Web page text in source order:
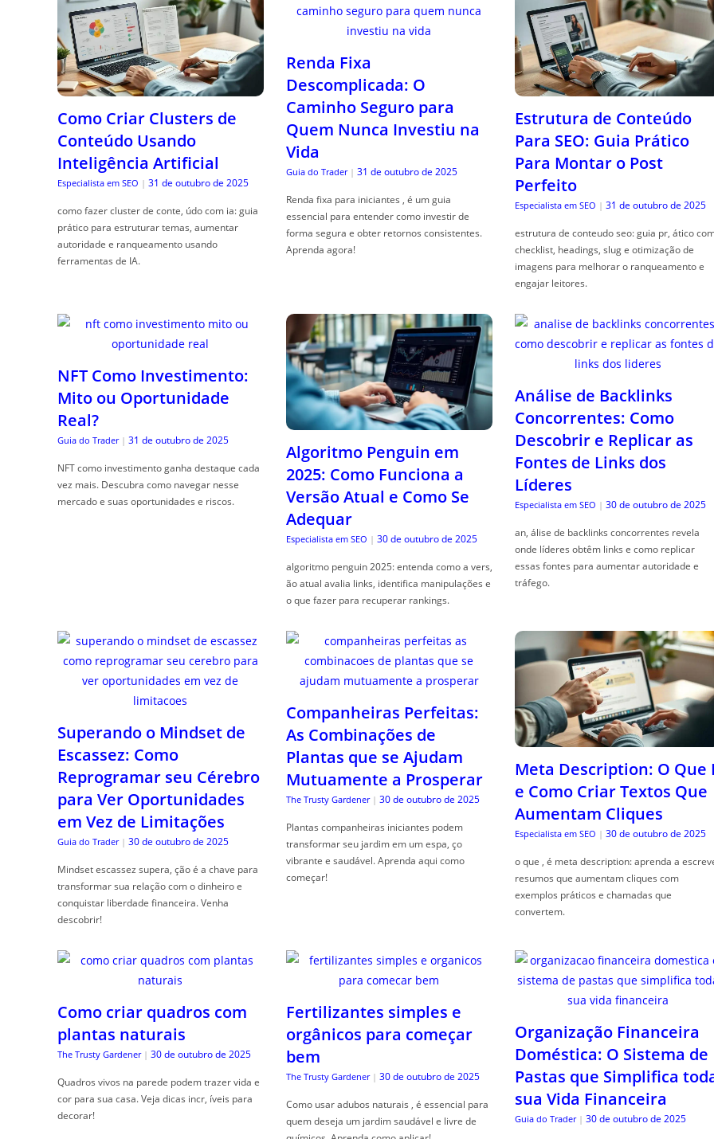
Como Criar Clusters de
Conteúdo Usando
Inteligência Artificial
Especialista em SEO | 31 de outubro de 2025
como fazer cluster de conte, údo com ia: guia
prático para estruturar temas, aumentar
autoridade e ranqueamento usando
ferramentas de IA.
Renda Fixa
Descomplicada: O
Caminho Seguro para
Quem Nunca Investiu na
Vida
Guia do Trader | 31 de outubro de 2025
Renda fixa para iniciantes , é um guia
essencial para entender como investir de
forma segura e obter retornos consistentes.
Aprenda agora!
Estrutura de Conteúdo
Para SEO: Guia Prático
Para Montar o Post
Perfeito
Especialista em SEO | 31 de outubro de 2025
estrutura de conteudo seo: guia pr, ático
checklist, headings, slug e otimização de
imagens para melhorar o ranqueamento e
engajar leitores.
NFT Como Investimento:
Mito ou Oportunidade
Real?
Guia do Trader | 31 de outubro de 2025
NFT como investimento ganha destaque cada
vez mais. Descubra como navegar nesse
mercado e suas oportunidades e riscos.
Algoritmo Penguin em
2025: Como Funciona a
Versão Atual e Como Se
Adequar
Especialista em SEO | 30 de outubro de 2025
algoritmo penguin 2025: entenda como a vers,
ão atual avalia links, identifica manipulações e
o que fazer para recuperar rankings.
Análise de Backlinks
Concorrentes: Como
Descobrir e Replicar as
Fontes de Links dos
Líderes
Especialista em SEO | 30 de outubro de 2025
an, álise de backlinks concorrentes revela
onde líderes obtêm links e como replicar
essas fontes para aumentar autoridade e
tráfego.
Superando o Mindset de
Escassez: Como
Reprogramar seu Cérebro
para Ver Oportunidades
em Vez de Limitações
Guia do Trader | 30 de outubro de 2025
Mindset escassez supera, ção é a chave para
transformar sua relação com o dinheiro e
conquistar liberdade financeira. Venha
descobrir!
Companheiras Perfeitas:
As Combinações de
Plantas que se Ajudam
Mutuamente a Prosperar
The Trusty Gardener | 30 de outubro de 2025
Plantas companheiras iniciantes podem
transformar seu jardim em um espa, ço
vibrante e saudável. Aprenda aqui como
começar!
Meta Description: O Que
e Como Criar Textos Que
Aumentam Cliques
Especialista em SEO | 30 de outubro de 2025
o que , é meta description: aprenda a
resumos que aumentam cliques com
exemplos práticos e chamadas que
convertem.
Como criar quadros com
plantas naturais
The Trusty Gardener | 30 de outubro de 2025
Quadros vivos na parede podem trazer vida e
cor para sua casa. Veja dicas incr, íveis para
decorar!
Fertilizantes simples e
orgânicos para começar
bem
The Trusty Gardener | 30 de outubro de 2025
Como usar adubos naturais , é essencial para
quem deseja um jardim saudável e livre de
Organização Financeira
Doméstica: O Sistema de
Pastas que Simplifica
sua Vida Financeira
Guia do Trader | 30 de outubro de 2025